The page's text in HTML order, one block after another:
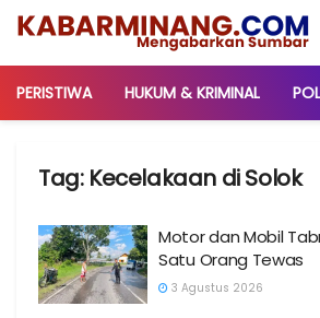
PERISTIWA HUKUM & KRIMINAL
Tag: Kecelakaan di Solok
Motor dan Mobil
Satu Orang Tewas
3 Agustus 2026